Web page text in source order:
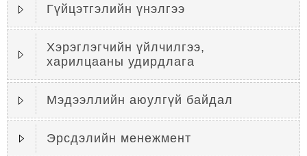
Гүйцэтгэлийн үнэлгээ
Хэрэглэгчийн үйлчилгээ,
харилцааны удирдлага
Мэдээллийн аюулгүй байдал
Эрсдэлийн менежмент